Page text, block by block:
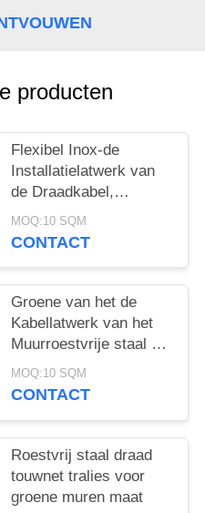
producten
Flexibel Inox-de
Installatielatwerk van
de Draadkabel,
Installatie die Groen
Muurnetwerk
MOQ:10 SQM
CONTACT
Groene van het de
Kabellatwerk van het
Muurroestvrije staal de
Diamant/de
Ruitnetwerkvorm
MOQ:10 SQM
CONTACT
Roestvrij staal draad
touwnet tralies voor
groene muren maat